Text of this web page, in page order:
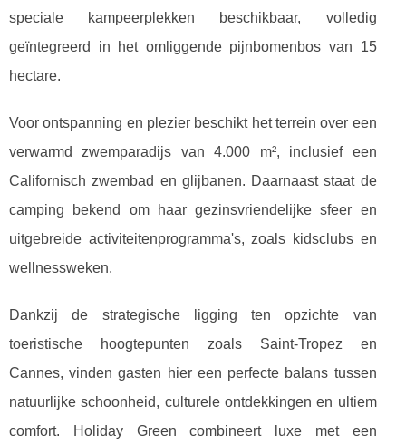
speciale kampeerplekken beschikbaar, volledig
geïntegreerd in het omliggende pijnbomenbos van 15
hectare.
Voor ontspanning en plezier beschikt het terrein over een
verwarmd zwemparadijs van 4.000 m², inclusief een
Californisch zwembad en glijbanen. Daarnaast staat de
camping bekend om haar gezinsvriendelijke sfeer en
uitgebreide activiteitenprogramma's, zoals kidsclubs en
wellnessweken.
Dankzij de strategische ligging ten opzichte van
toeristische hoogtepunten zoals Saint-Tropez en
Cannes, vinden gasten hier een perfecte balans tussen
natuurlijke schoonheid, culturele ontdekkingen en ultiem
comfort. Holiday Green combineert luxe met een